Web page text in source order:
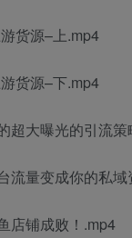
货源–上.mp4
货源–下.mp4
超大曝光的引流
流量变成你的私
店铺成败！.mp4